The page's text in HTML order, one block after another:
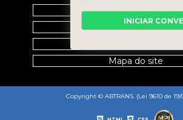
Galeria
Contato
Mapa do site
Copyright © ABTRANS. (Lei 9610 de 19/
INICIAR